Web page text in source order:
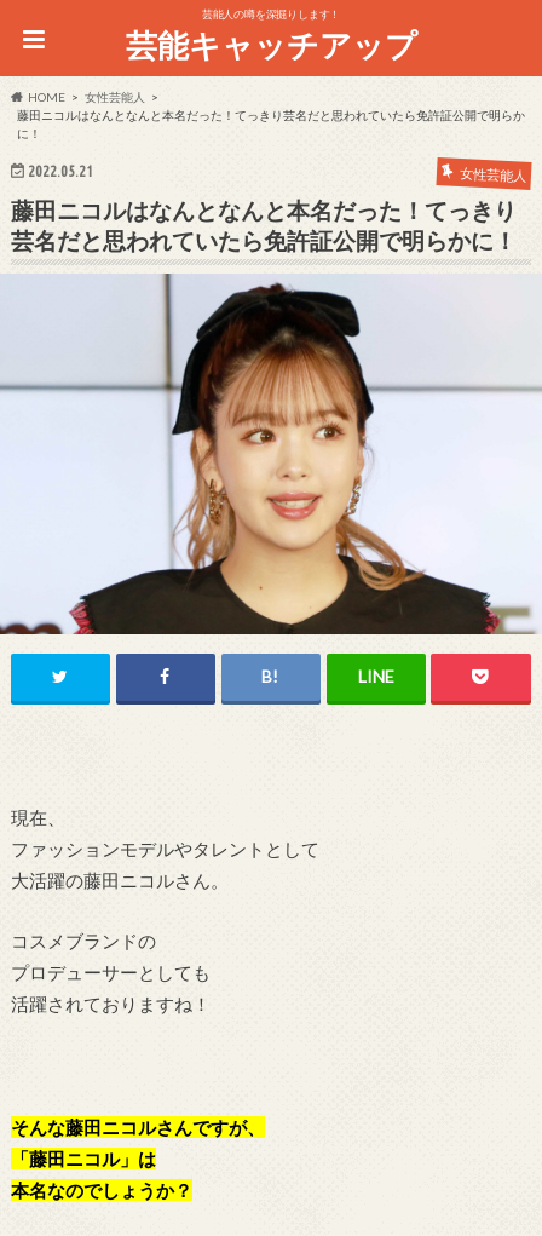
芸能人の噂を深掘りします！
芸能キャッチアップ
HOME
女性芸能人
藤田ニコルはなんとなんと本名だった！てっきり芸名だと思われていたら免許証公開で明らか
に！
2022.05.21 女性芸能人
藤田ニコルはなんとなんと本名だった！てっきり
芸名だと思われていたら免許証公開で明らかに！
現在、
ファッションモデルやタレントとして
大活躍の藤田ニコルさん。
コスメブランドの
プロデューサーとしても
活躍されておりますね！
そんな藤田ニコルさんですが、
「藤田ニコル」は
本名なのでしょうか？